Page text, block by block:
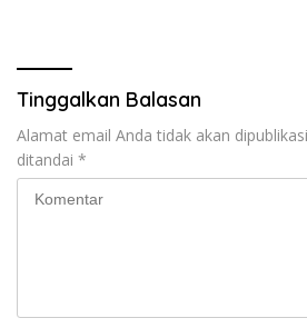
Tinggalkan Balasan
Alamat email Anda tidak akan
ditandai *